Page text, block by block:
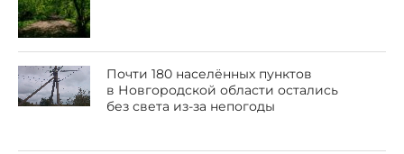
Почти 180 населённых пунктов
в Новгородской области остались
без света из-за непогоды